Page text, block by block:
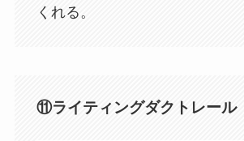
くれる。
⑪ライティングダクトレール